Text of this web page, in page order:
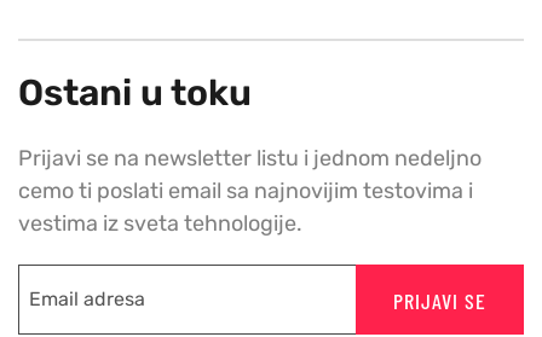
Ostani u toku
Prijavi se na newsletter listu i jednom nedeljno
cemo ti poslati email sa najnovijim testovima i
vestima iz sveta tehnologije.
PRIJAVI SE